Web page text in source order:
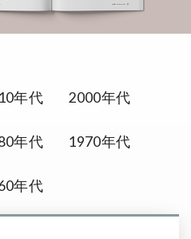
年代 2000年代
年代 1970年代
年代